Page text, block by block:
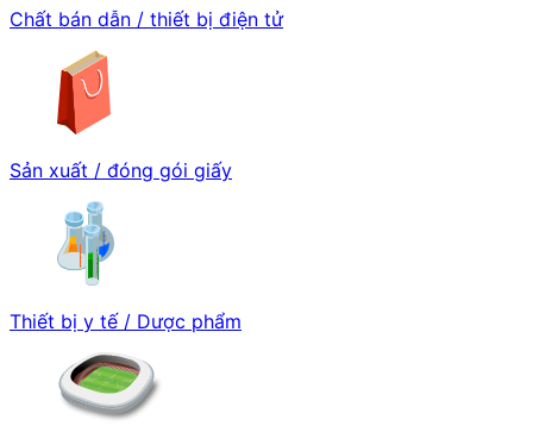
Chất bán dẫn / thiết bị điện tử
Sản xuất / đóng gói giấy
Thiết bị y tế / Dược phẩm